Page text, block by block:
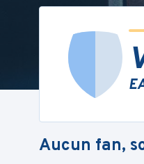
Aucun fan,